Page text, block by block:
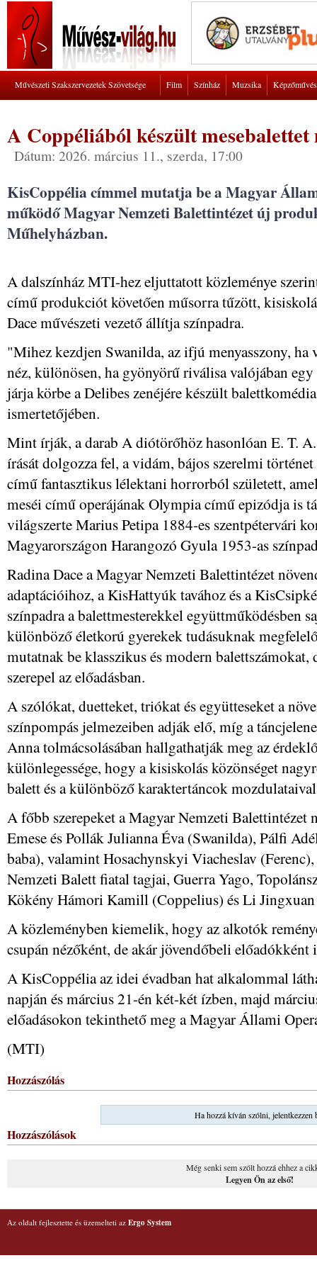
Művészeti Szakszervezetek Szövetsége Film Színház Muzsika
A Coppéliából készült
Dátum: 2026. március 11., szerda, 17:00
KisCoppélia címmel mutatja be a Magyar
működő Magyar Nemzeti Balettintézet új
Műhelyházban.
A dalszínház MTI-hez eljuttatott közleménye
című produkciót követően műsorra tűzött,
Dace művészeti vezető állítja színpadra.
"Mihez kezdjen Swanilda, az ifjú menyasszony, ha
néz, különösen, ha gyönyörű riválisa valójában
járja körbe a Delibes zenéjére készült
ismertetőjében.
Mint írják, a darab A diótörőhöz hasonlóan E. T.
írását dolgozza fel, a vidám, bájos szerelmi
című fantasztikus lélektani horrorból született,
meséi című operájának Olympia című epizódja is
világszerte Marius Petipa 1884-es szentpétervári
Magyarországon Harangozó Gyula 1953-as
Radina Dace a Magyar Nemzeti Balettintézet
adaptációihoz, a KisHattyúk tavához és a
színpadra a balettmesterekkel együttműködésben
különböző életkorú gyerekek tudásuknak
mutatnak be klasszikus és modern balettszámokat,
szerepel az előadásban.
A szólókat, duetteket, triókat és együtteseket a
színpompás jelmezeiben adják elő, míg a
Anna tolmácsolásában hallgathatják meg az
különlegessége, hogy a kisiskolás közönséget
balett és a különböző karaktertáncok
A főbb szerepeket a Magyar Nemzeti
Emese és Pollák Julianna Éva (Swanilda), Pálfi
baba), valamint Hosachynskyi Viacheslav
Nemzeti Balett fiatal tagjai, Guerra Yago,
Kökény Hámori Kamill (Coppelius) és Li
A közleményben kiemelik, hogy az alkotók
csupán nézőként, de akár jövendőbeli
A KisCoppélia az idei évadban hat alkalommal
napján és március 21-én két-két ízben, majd
előadásokon tekinthető meg a Magyar Állami
(MTI)
Hozzászólás
Ha hozzá kíván szólni, jelentkezzen
Hozzászólások
Még senki sem szólt hozzá ehhez a
Legyen Ön az első!
Az oldalt fejlesztette és üzemelteti az Ergo System